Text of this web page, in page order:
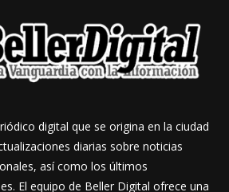
digital que se origina en la ciudad
diarias sobre noticias
así como los últimos
El equipo de Beller Digital ofrece una